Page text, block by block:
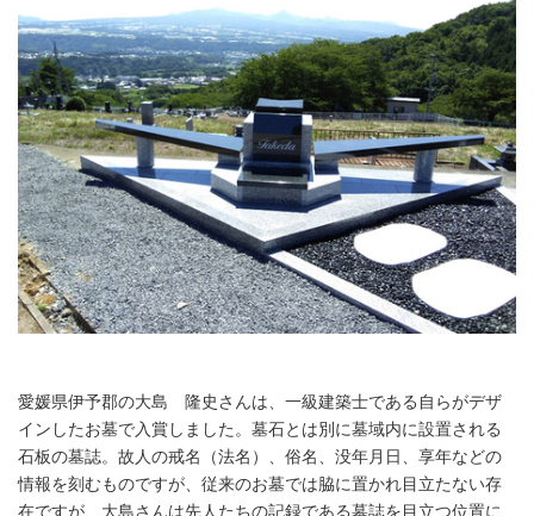
愛媛県伊予郡の大島 隆史さんは、一級建築士である自らがデザ
インしたお墓で入賞しました。墓石とは別に墓域内に設置される
石板の墓誌。故人の戒名（法名）、俗名、没年月日、享年などの
情報を刻むものですが、従来のお墓では脇に置かれ目立たない存
在ですが、大島さんは先人たちの記録である墓誌を目立つ位置に